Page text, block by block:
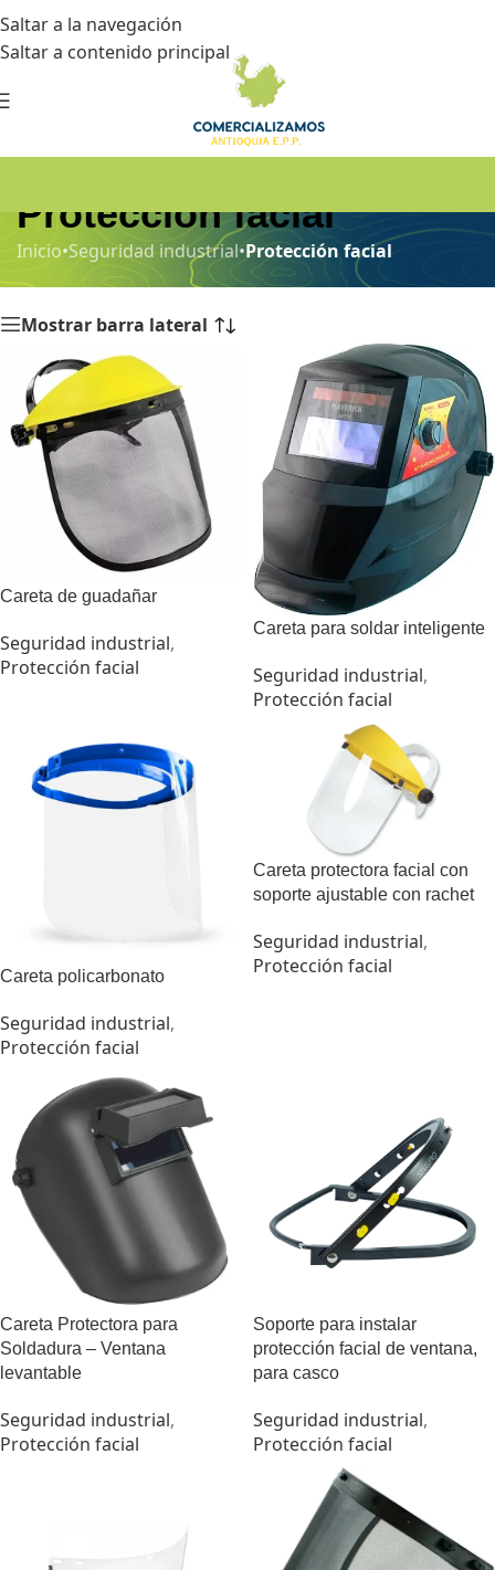
Saltar a la navegación
Saltar a contenido principal
Protección facial
Inicio•Seguridad industrial•Protección facial
Mostrar barra lateral
Careta de guadañar
Seguridad industrial,
Protección facial
Careta para soldar inteligente
Seguridad industrial,
Protección facial
Careta policarbonato
Seguridad industrial,
Protección facial
Careta protectora facial con
soporte ajustable con rachet
Seguridad industrial,
Protección facial
Careta Protectora para
Soldadura – Ventana
levantable
Seguridad industrial,
Protección facial
Soporte para instalar
protección facial de ventana,
para casco
Seguridad industrial,
Protección facial